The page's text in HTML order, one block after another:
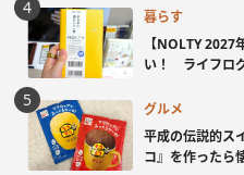
暮らす
【NOLTY
い！ ライフロ
グルメ
平成の伝説的ス
コ』を作ったら